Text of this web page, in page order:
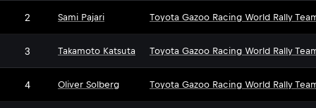
2 Sami Pajari Toyota Gazoo Racing World Rally
3 Takamoto Katsuta Toyota Gazoo Racing World Rally
4 Oliver Solberg Toyota Gazoo Racing World Rally